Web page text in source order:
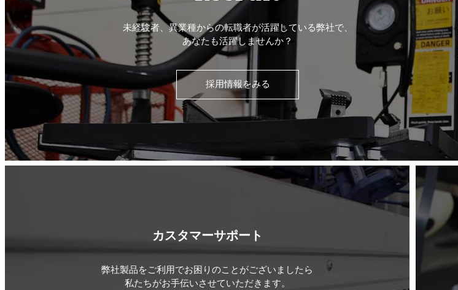
未経験者、異業種からの転職者が活躍している弊社で、
あなたも活躍しませんか？
採用情報をみる
カスタマーサポート
弊社製品をご利用でお困りのことがございましたら
私たちがお手伝いさせていただきます。